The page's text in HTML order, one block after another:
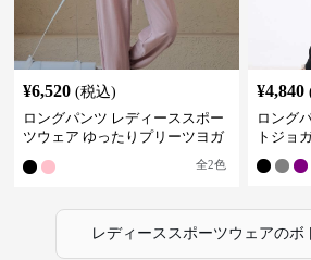
¥6,520 (税込)
ロングパンツ レディーススポー
ツウェア ゆったりプリーツヨガ
全2色
¥4,840
ロング
トジョ
レディーススポーツウェアのボ